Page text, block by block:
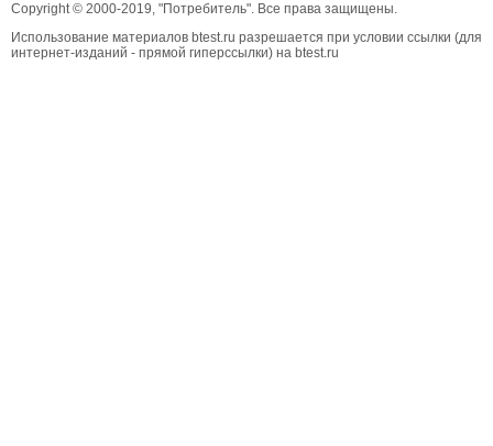
Copyright © 2000-2019, "Потребитель". Все права защищены.
Использование материалов btest.ru разрешается при условии ссылки (для
интернет-изданий - прямой гиперссылки) на btest.ru